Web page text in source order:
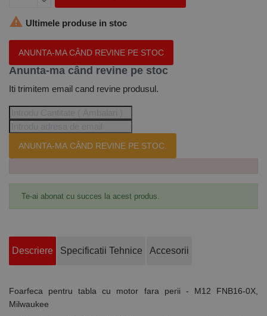
 Ultimele produse in stoc
ANUNTA-MA CÂND REVINE PE STOC
Anunta-ma când revine pe stoc
Iti trimitem email cand revine produsul.
ANUNTA-MA CÂND REVINE PE STOC.
Te-ai abonat cu succes la acest produs.
Descriere Specificatii Tehnice Accesorii
Foarfeca pentru tabla cu motor fara perii - M12 FNB16-0X,
Milwaukee